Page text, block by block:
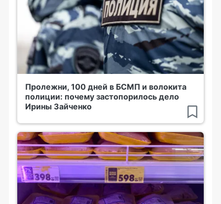
Пролежни, 100 дней в БСМП и волокита
полиции: почему застопорилось дело
Ирины Зайченко